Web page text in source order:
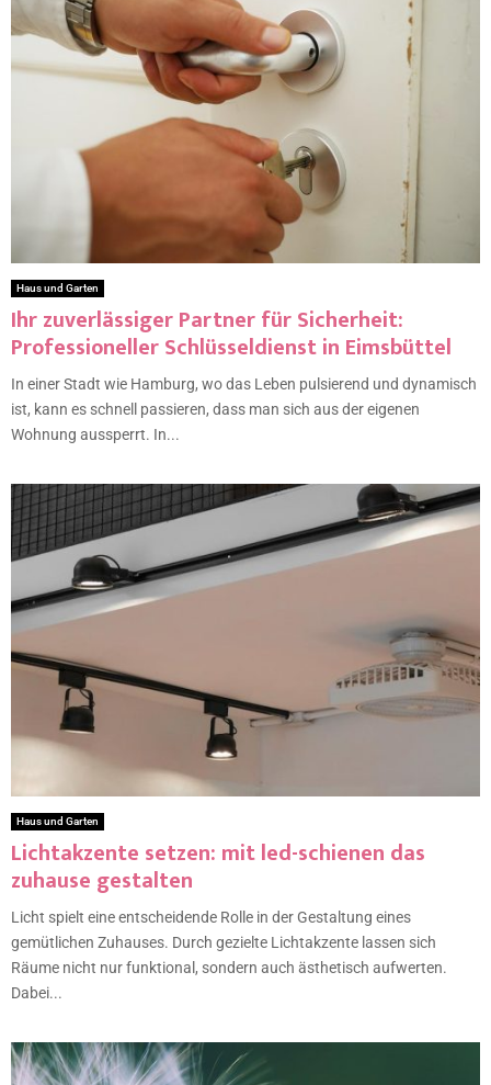
Haus und Garten
Ihr zuverlässiger Partner für Sicherheit:
Professioneller Schlüsseldienst in Eimsbüttel
In einer Stadt wie Hamburg, wo das Leben pulsierend und dynamisch
ist, kann es schnell passieren, dass man sich aus der eigenen
Wohnung aussperrt. In...
Haus und Garten
Lichtakzente setzen: mit led-schienen das
zuhause gestalten
Licht spielt eine entscheidende Rolle in der Gestaltung eines
gemütlichen Zuhauses. Durch gezielte Lichtakzente lassen sich
Räume nicht nur funktional, sondern auch ästhetisch aufwerten.
Dabei...